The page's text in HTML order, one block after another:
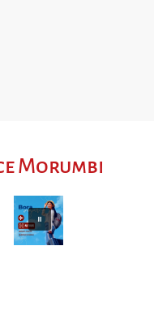
Morumbi